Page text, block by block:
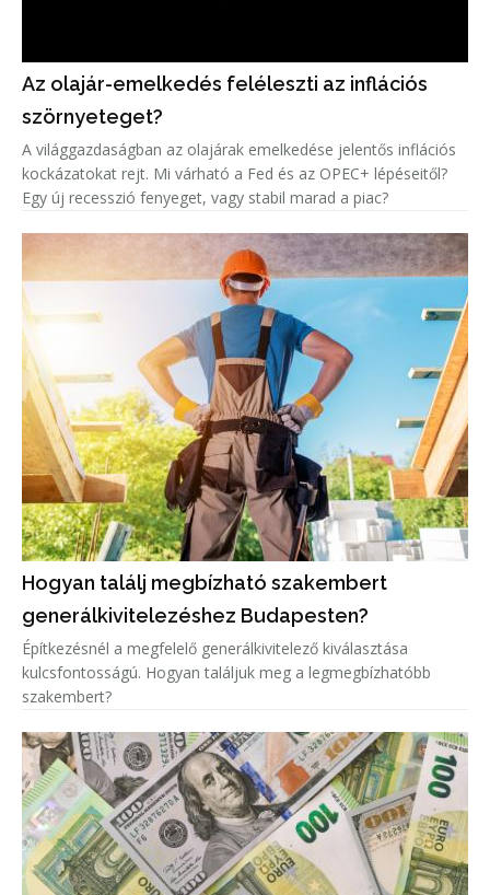
Az olajár-emelkedés feléleszti az inflációs
szörnyeteget?
A világgazdaságban az olajárak emelkedése jelentős inflációs
kockázatokat rejt. Mi várható a Fed és az OPEC+ lépéseitől?
Egy új recesszió fenyeget, vagy stabil marad a piac?
Hogyan találj megbízható szakembert
generálkivitelezéshez Budapesten?
Építkezésnél a megfelelő generálkivitelező kiválasztása
kulcsfontosságú. Hogyan találjuk meg a legmegbízhatóbb
szakembert?